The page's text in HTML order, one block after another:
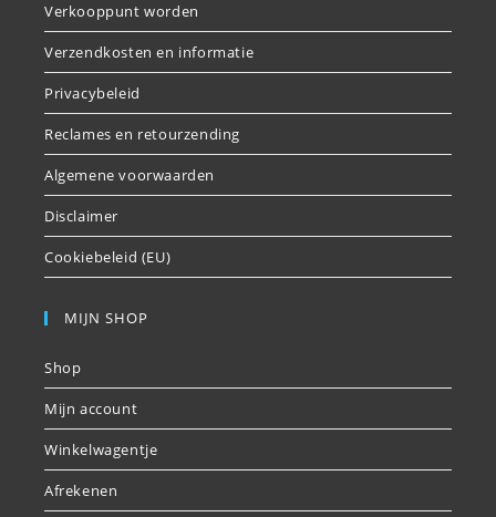
Verkooppunt worden
Verzendkosten en informatie
Privacybeleid
Reclames en retourzending
Algemene voorwaarden
Disclaimer
Cookiebeleid (EU)
MIJN SHOP
Shop
Mijn account
Winkelwagentje
Afrekenen